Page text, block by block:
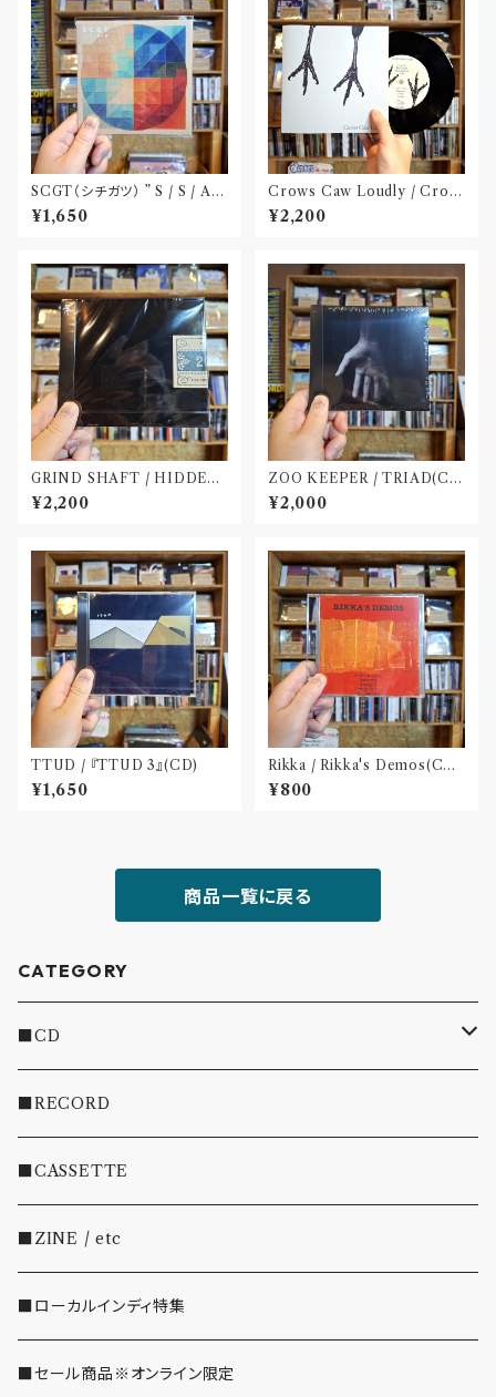
SCGT（シチガツ） ” S / S / A /
W”(CD)
¥1,650
Crows Caw Loudly / Crow
s Caw Loudly(2枚組 7 inch)
¥2,200
GRIND SHAFT / HIDDEN
FOLKLORE(CD)
¥2,200
ZOO KEEPER / TRIAD(C
D)〝京都〟
¥2,000
TTUD / 『TTUD 3』(CD)
¥1,650
Rikka / Rikka's Demos(CD-
R)
¥800
商品一覧に戻る
CATEGORY
■CD
・INDIE
・EMO/PUNK/POST HC
・SHOEGAZE/DREAMPOP/POST ROCK
・OTHER(LOUD/JUNK/RAP/ etc...)
■RECORD
■CASSETTE
■ZINE / etc
■ローカルインディ特集
■セール商品※オンライン限定